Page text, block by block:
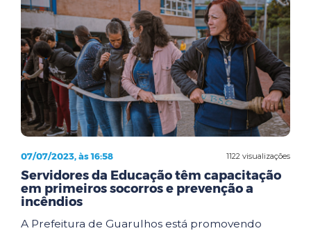
1122 visualizações
07/07/2023, às 16:58
Servidores da Educação têm capacitação
em primeiros socorros e prevenção a
incêndios
A Prefeitura de Guarulhos está promovendo